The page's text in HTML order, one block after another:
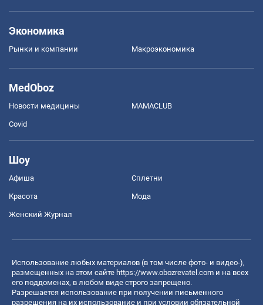
Экономика
Рынки и компании Mакроэкономика
MedOboz
Новости медицины MAMACLUB
Covid
Шоу
Афиша Сплетни
Красота Мода
Женский Журнал
Использование любых материалов (в том числе фото- и видео-),
размещенных на этом сайте https://www.obozrevatel.com и на всех
его поддоменах, в любом виде строго запрещено.
Разрешается использование при получении письменного
разрешения на их использование и при условии обязательной